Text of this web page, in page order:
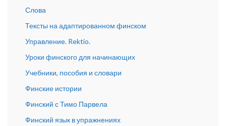
Слова
Тексты на адаптированном финском
Управление. Rektio.
Уроки финского для начинающих
Учебники, пособия и словари
Финские истории
Финский с Тимо Парвела
Финский язык в упражнениях